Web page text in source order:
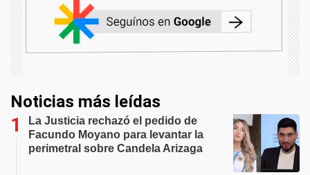
Noticias más leídas
La Justicia rechazó el pedido de
Facundo Moyano para levantar la
perimetral sobre Candela Arizaga